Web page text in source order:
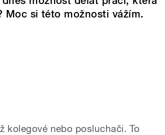
Moc si této možnosti vážím.
kolegové nebo posluchači. To